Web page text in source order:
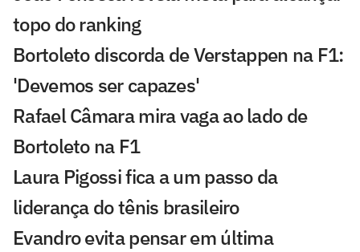
topo do ranking
Bortoleto discorda de Verstappen na F1:
'Devemos ser capazes'
Rafael Câmara mira vaga ao lado de
Bortoleto na F1
Laura Pigossi fica a um passo da
liderança do tênis brasileiro
Evandro evita pensar em última